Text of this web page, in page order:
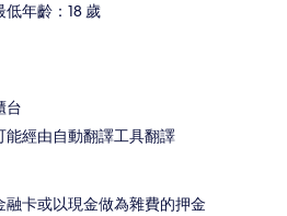
年齡：18 歲
台
能經由自動翻譯工具翻譯
融卡或以現金做為雜費的押金